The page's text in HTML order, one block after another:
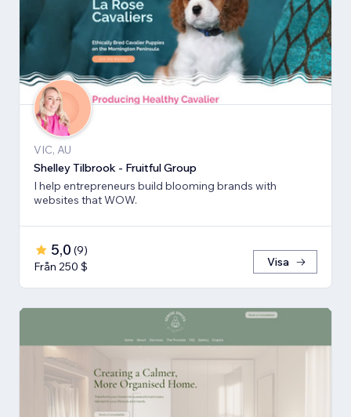
VIC, AU
Shelley Tilbrook - Fruitful Group
I help entrepreneurs build blooming brands with
websites that WOW.
5,0 (9)
Från 250 $
Visa